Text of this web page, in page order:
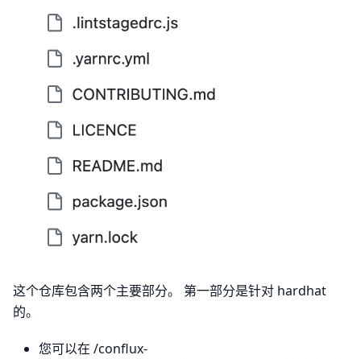
这个仓库包含两个主要部分。 第一部分是针对 hardhat
的。
您可以在 /conflux-